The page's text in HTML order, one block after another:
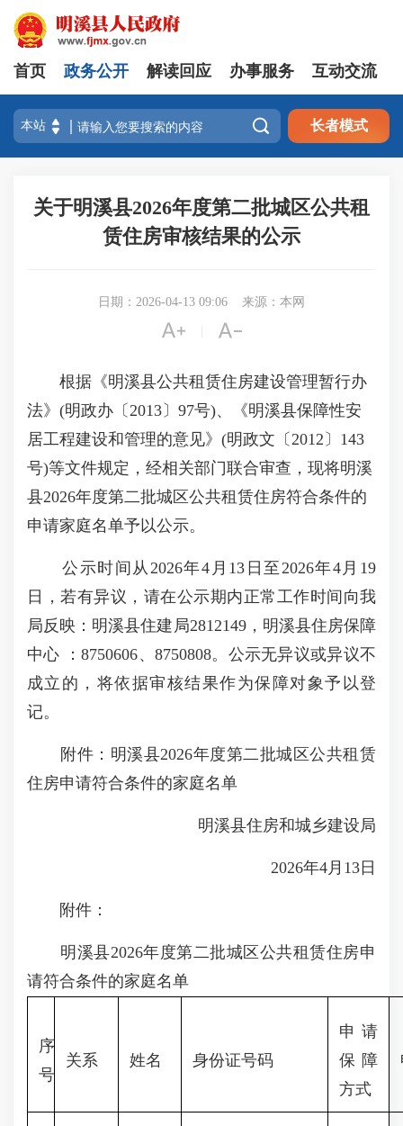
首页 政务公开 解读回应 办事服务 互动交流
 长者模式
关于明溪县2026年度第二批城区公共租
赁住房审核结果的公示
日期：2026-04-13 09:06 来源：本网
 
根据《明溪县公共租赁住房建设管理暂行办
法》(明政办〔2013〕97号)、《明溪县保障性安
居工程建设和管理的意见》(明政文〔2012〕143
号)等文件规定，经相关部门联合审查，现将明溪
县2026年度第二批城区公共租赁住房符合条件的
申请家庭名单予以公示。
公示时间从2026年4月13日至2026年4月19
日，若有异议，请在公示期内正常工作时间向我
局反映：明溪县住建局2812149，明溪县住房保障
中心 ：8750606、8750808。公示无异议或异议不
成立的，将依据审核结果作为保障对象予以登
记。
附件：明溪县2026年度第二批城区公共租赁
住房申请符合条件的家庭名单
明溪县住房和城乡建设局
2026年4月13日
附件：
明溪县2026年度第二批城区公共租赁住房申
请符合条件的家庭名单
序
号
关系 姓名 身份证号码
申请
保障
方式